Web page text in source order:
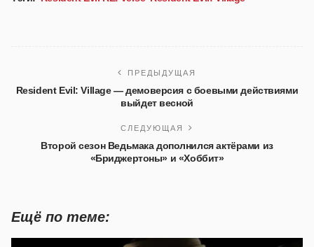
ПРЕДЫДУЩАЯ
Resident Evil: Village — демоверсия с боевыми действиями
выйдет весной
СЛЕДУЮЩАЯ
Второй сезон Ведьмака дополнился актёрами из
«Бриджертоны» и «Хоббит»
Ещё по теме: